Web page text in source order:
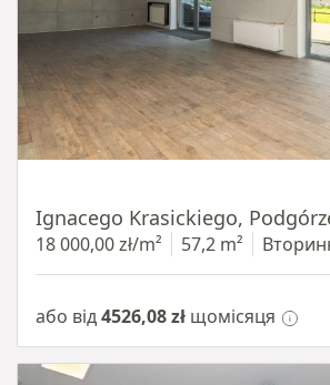
Ignacego Krasickiego,
18 000,00 zł/m² 57,2 m²
або від4526,08 zł щомісяця